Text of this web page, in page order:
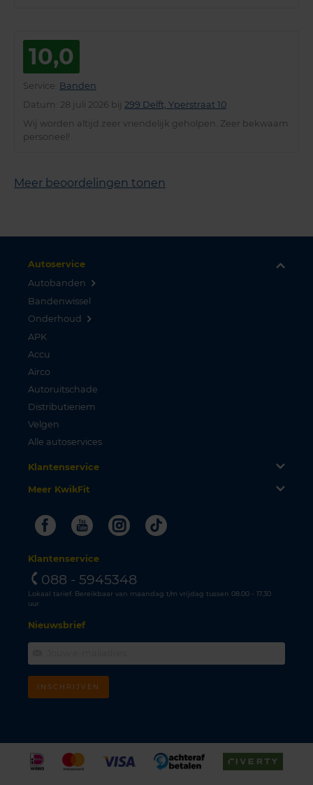
10,0
Service Banden
Datum
: 28 juli 2026 bij 299 Delft, Yperstraat 10
Wij worden altijd zeer vriendelijk geholpen. Zeer bekwaam
personeel!
Meer beoordelingen tonen
Autoservice
Autobanden
Bandenwissel
Onderhoud
APK
Accu
Airco
Autoruitschade
Distributieriem
Velgen
Alle autoservices
Klantenservice
Meer KwikFit
FacebookYoutubeInstagram
Tiktok
Klantenservice
088 - 5945348
Lokaal tarief. Bereikbaar van maandag t/m vrijdag tussen 08.00 - 17.30
uur.
Nieuwsbrief
INSCHRIJVEN